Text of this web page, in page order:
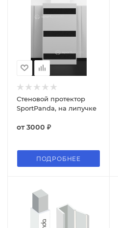
Стеновой протектор
SportPanda, на липучке
от3000 ₽
ПОДРОБНЕЕ